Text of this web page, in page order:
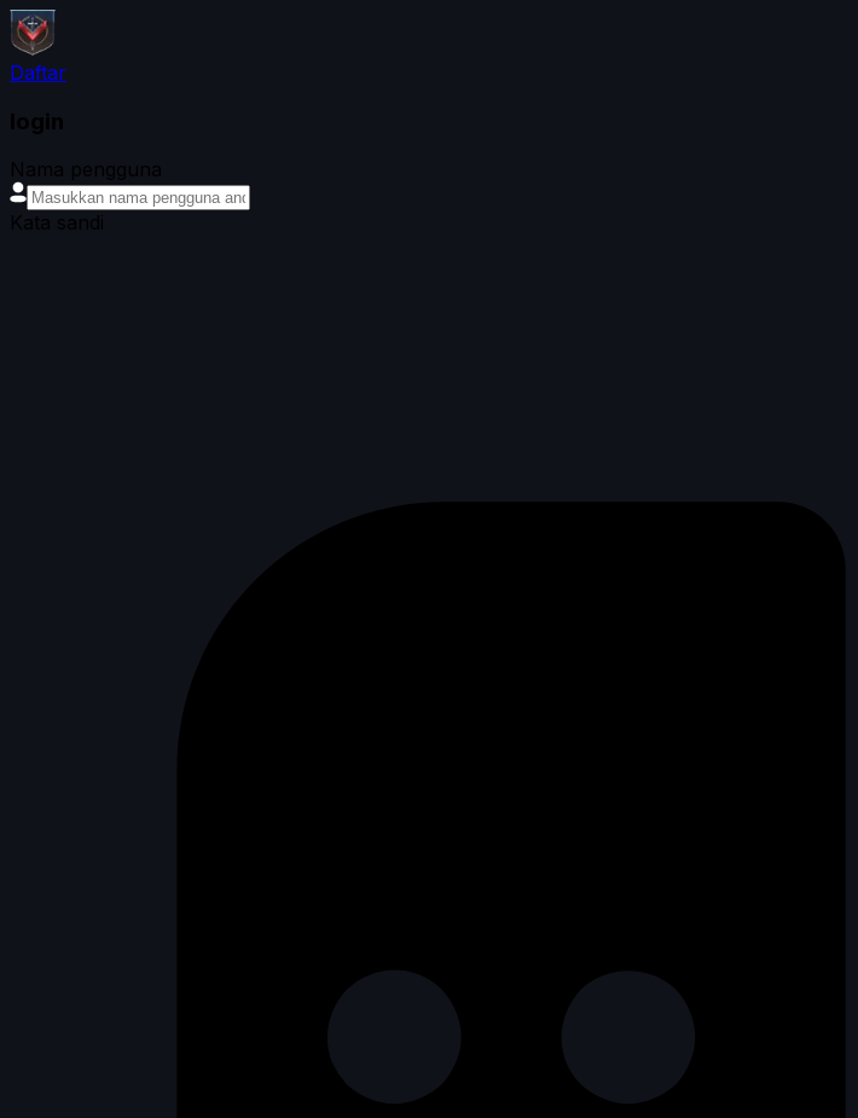
Daftar
login
Nama pengguna
Kata sandi